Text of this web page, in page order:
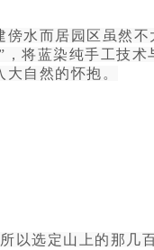
傍水而居园区虽然
将蓝染纯手工技
自然的怀抱。
以选定山上的那几